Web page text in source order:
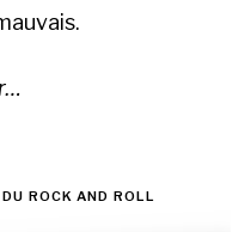
ROCK AND ROLL